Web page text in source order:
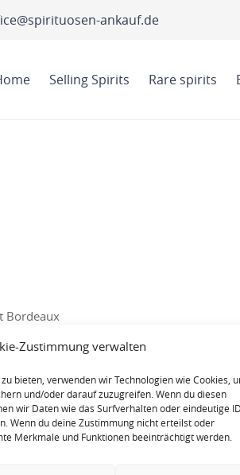
Zustimmung verwalten
bieten, verwenden wir Technologien wie Cookies,
und/oder darauf zuzugreifen. Wenn du diesen
wir Daten wie das Surfverhalten oder eindeutige
Wenn du deine Zustimmung nicht erteilst oder
Merkmale und Funktionen beeinträchtigt werden.
ankauf.de
Selling Spirits Rare spirits
Malt Scotch